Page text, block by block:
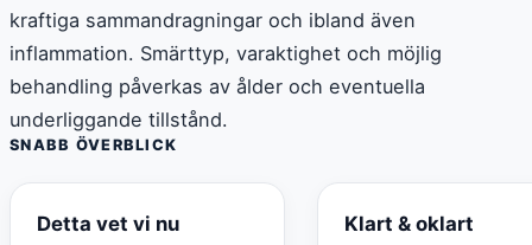
kraftiga sammandragningar och ibland även
inflammation. Smärttyp, varaktighet och möjlig
behandling påverkas av ålder och eventuella
underliggande tillstånd.
SNABB ÖVERBLICK
Detta vet vi nu
Klart & oklart